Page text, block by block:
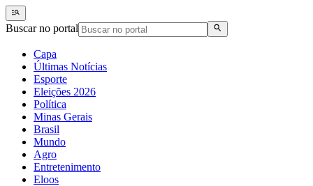
Buscar no portal
Capa
Últimas Notícias
Esporte
Eleições 2026
Política
Minas Gerais
Brasil
Mundo
Agro
Entretenimento
Eloos